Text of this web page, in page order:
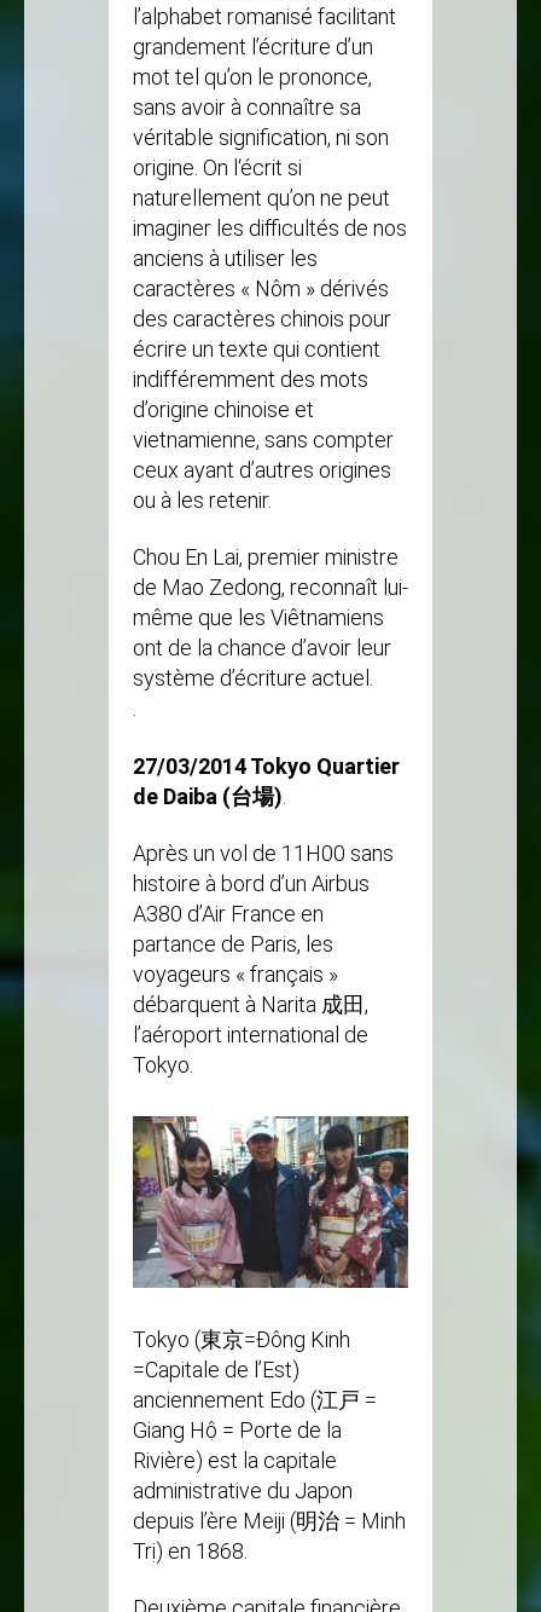
l’alphabet romanisé facilitant
grandement l’écriture d’un
mot tel qu’on le prononce,
sans avoir à connaître sa
véritable signification, ni son
origine. On l‘écrit si
naturellement qu’on ne peut
imaginer les difficultés de nos
anciens à utiliser les
caractères « Nôm » dérivés
des caractères chinois pour
écrire un texte qui contient
indifféremment des mots
d’origine chinoise et
vietnamienne, sans compter
ceux ayant d’autres origines
ou à les retenir.
Chou En Lai, premier ministre
de Mao Zedong, reconnaît lui-
même que les Viêtnamiens
ont de la chance d’avoir leur
système d’écriture actuel.
27/03/2014 Tokyo Quartier
de Daiba (台場)
Après un vol de 11H00 sans
histoire à bord d’un Airbus
A380 d’Air France en
partance de Paris, les
voyageurs « français »
débarquent à Narita 成田,
l’aéroport international de
Tokyo.
Tokyo (東京=Đông Kinh
=Capitale de l’Est)
anciennement Edo (江戸 =
Giang Hộ = Porte de la
Rivière) est la capitale
administrative du Japon
depuis l’ère Meiji (明治 = Minh
Trị) en 1868.